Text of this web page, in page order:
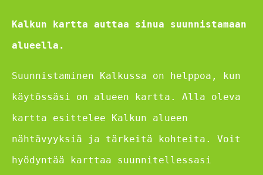
Kalkun kartta auttaa sinua suunnistamaan
alueella.
Suunnistaminen Kalkussa on helppoa, kun
käytössäsi on alueen kartta. Alla oleva
kartta esittelee Kalkun alueen
nähtävyyksiä ja tärkeitä kohteita. Voit
hyödyntää karttaa suunnitellessasi